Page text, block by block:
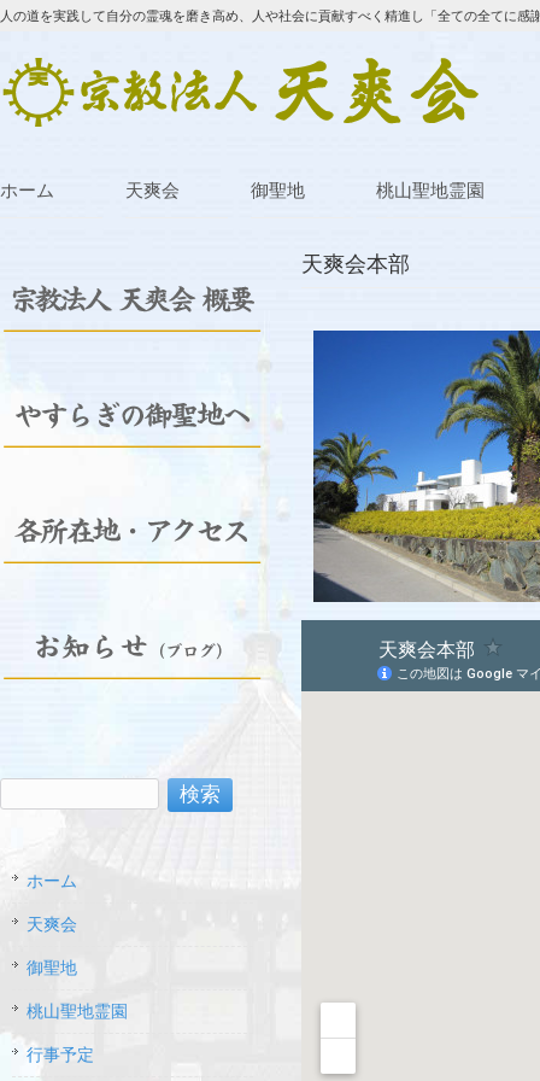
人の道を実践して自分の霊魂を磨き高め、人や社会に貢献すべく精進し「全ての全てに感
ホーム 天爽会 御聖地 桃山聖地霊園
天爽会本部
索:
ホーム
天爽会
御聖地
桃山聖地霊園
行事予定